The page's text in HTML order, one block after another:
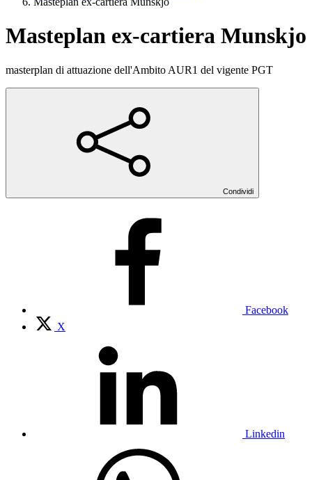
Masteplan ex-cartiera Munskjo
masterplan di attuazione dell'Ambito AUR1 del vigente PGT
Condividi
Facebook
X
Linkedin